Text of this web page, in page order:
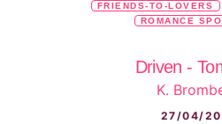
FRIENDS-TO-LOVERS
ROMANCE
Driven -
K.
27/04/